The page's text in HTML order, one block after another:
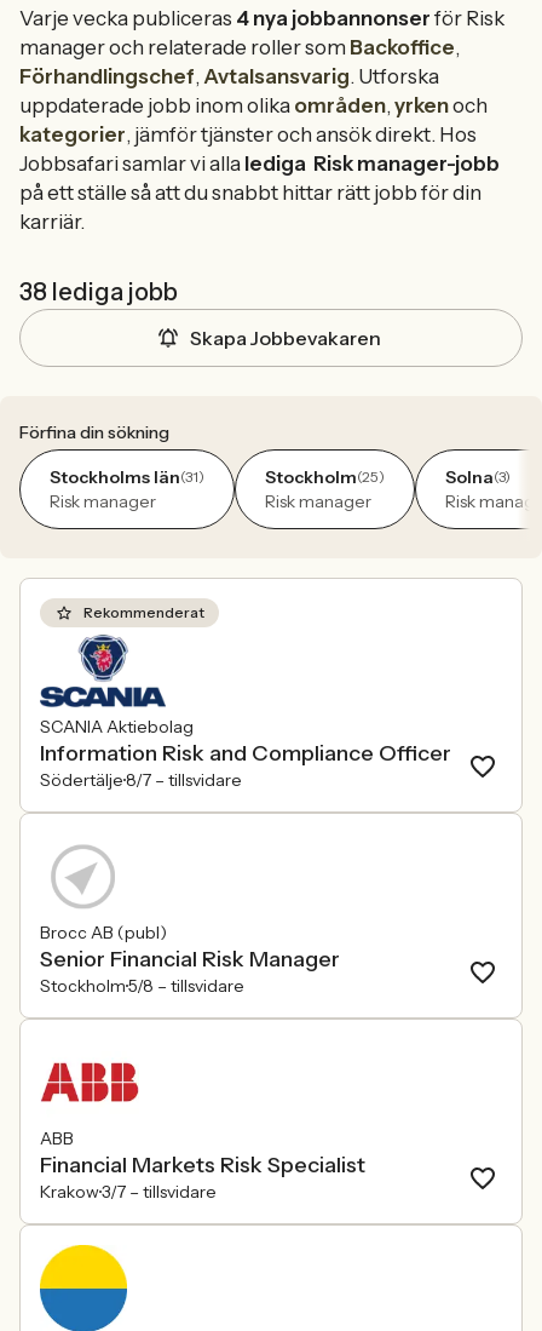
Varje vecka publiceras 4 nya jobbannonser för Risk
manager och relaterade roller som Backoffice,
Förhandlingschef,Avtalsansvarig. Utforska
uppdaterade jobb inom olika områden,yrkenoch
kategorier, jämför tjänster och ansök direkt. Hos
Jobbsafari samlar vi alla lediga Risk manager-jobb
på ett ställe så att du snabbt hittar rätt jobb för din
karriär.
38 lediga jobb
Skapa Jobbevakaren
Förfina din sökning
Stockholms län(31)
Risk manager
Stockholm(25)
Risk manager
Solna(3)
Risk
Rekommenderat
SCANIA Aktiebolag
Information Risk and Compliance Officer
Södertälje8/7 – tillsvidare
Brocc AB (publ)
Senior Financial Risk Manager
Stockholm5/8 – tillsvidare
ABB
Financial Markets Risk Specialist
Krakow3/7 – tillsvidare